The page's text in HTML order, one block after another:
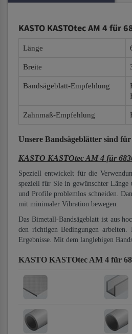
KASTO KASTOtec AM 4
Länge
Breite
Bandsägeblatt-Empfehlung
Zahnmaß-Empfehlung
Unsere Bandsägeblätter sind
KASTO KASTOtec AM 4 für
Speziell entwickelt für die
speziell für Sie in gewünschter Länge
und Profile problemlos schneiden.
mit minimaler Vibration bewegen.
Das Bimetall-Bandsägeblatt ist aus
den richtigen Bedingungen
Ergebnisse. Mit dem langlebigen
KASTO KASTOtec AM 4 für